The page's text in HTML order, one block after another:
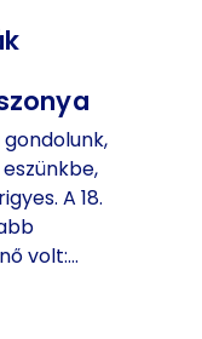
A 18.
volt:…